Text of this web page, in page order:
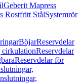
Geberit Mapress
Rostfritt StålSystemrör
BöjarReservdelar
Reservdelar
Reservdelar för